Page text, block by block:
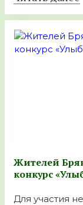
Жителей
конкурс
Для участия